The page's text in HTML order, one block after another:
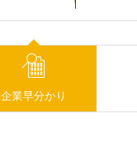
企業早分かり